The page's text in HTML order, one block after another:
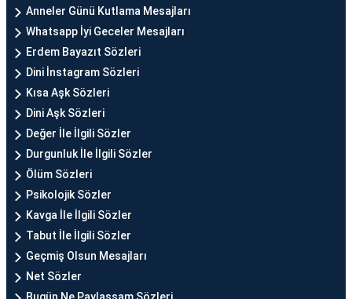
Anneler Günü Kutlama Mesajları
Whatsapp İyi Geceler Mesajları
Erdem Bayazıt Sözleri
Dini İnstagram Sözleri
Kısa Aşk Sözleri
Dini Aşk Sözleri
Değer İle İlgili Sözler
Durgunluk İle İlgili Sözler
Ölüm Sözleri
Psikolojik Sözler
Kavga İle İlgili Sözler
Tabut İle İlgili Sözler
Geçmiş Olsun Mesajları
Net Sözler